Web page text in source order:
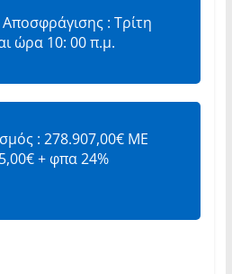
: Τρίτη
ώρα 10: 00 π.μ.
: 278.907,00€ ΜΕ
+ φπα 24%